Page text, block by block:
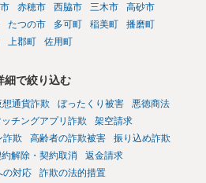
赤穂市 西脇市 三木市
高砂市
たつの市 多可町 稲美町
播磨町
上郡町 佐用町
細で絞り込む
想通貨詐欺 ぼったくり被害
悪徳商法
ッチングアプリ詐欺
架空請求
詐欺 高齢者の詐欺被害
振り込め詐欺
解除・契約取消
返金請求
の対応
詐欺の法的措置